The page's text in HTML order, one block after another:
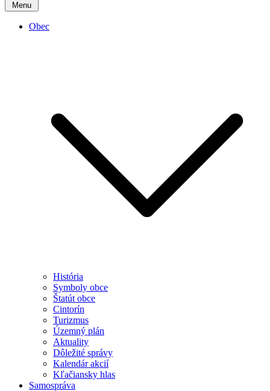
Menu
Obec
História
Symboly obce
Štatút obce
Cintorín
Turizmus
Územný plán
Aktuality
Dôležité správy
Kalendár akcií
Kľačiansky hlas
Samospráva